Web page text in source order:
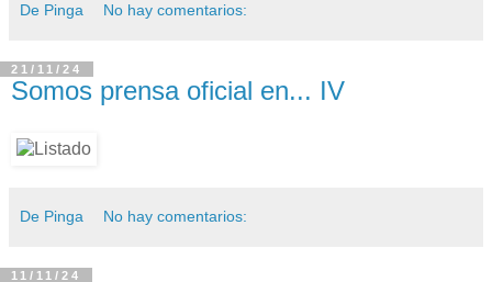
De Pinga No hay comentarios:
21/11/24
Somos prensa oficial en... IV
De Pinga No hay comentarios:
11/11/24